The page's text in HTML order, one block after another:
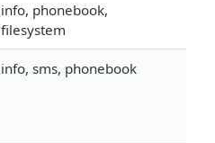
info, phonebook,
filesystem
info, sms, phonebook